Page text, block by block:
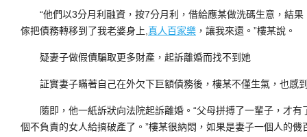
“他們以3分月利融資，按7分月利，借給應某做洗碼生意，結果
傢把債務轉移到了我老婆身上, 真人百家樂 ，讓我來還。”樓某說。
疑妻子做假債騙取更多財產，起訴離婚而找不到她
証實妻子瞞著自己在外欠下巨額債務後，樓某不僅生氣，也感
隨即，他一紙訴狀向法院起訴離婚。“父母拼搏了一輩子，才有
個不負責的女人給搞破產了。”樓某很納悶，如果是妻子一個人的